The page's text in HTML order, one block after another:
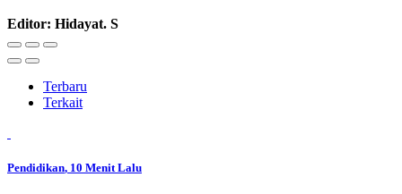
Editor: Hidayat. S
Terbaru
Terkait
Pendidikan, 10 Menit Lalu